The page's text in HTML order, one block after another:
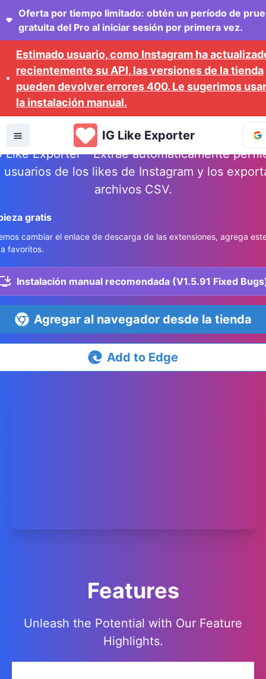
Oferta por tiempo limitado: obtén un período de
gratuita del Pro al iniciar sesión por primera vez.
Estimado usuario, como Instagram ha
recientemente su API, las versiones de la tienda
pueden devolver errores 400. Le sugerimos
la instalación manual.
IG Like Exporter
IG Like Exporter
Like Exporter - Extrae automáticamente
usuarios de los likes de Instagram y los
archivos CSV.
gratis
cambiar el enlace de descarga de las extensiones, agrega
favoritos.
Instalación manual recomendada (V1.5.91 Fixed
Agregar al navegador desde la tienda
Add to Edge
Features
Unleash the Potential with Our Feature
Highlights.